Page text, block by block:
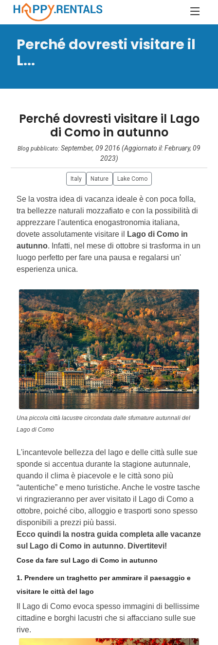
Perché dovresti visitare il
L...
Perché dovresti visitare il Lago
di Como in autunno
Blog pubblicato: September, 09 2016 (Aggiornato il: February, 09
2023)
Italy Nature Lake Como
Se la vostra idea di vacanza ideale è con poca folla,
tra bellezze naturali mozzafiato e con la possibilità di
apprezzare l'autentica enogastronomia italiana,
dovete assolutamente visitare il
Lago di Como in
autunno. Infatti, nel mese di ottobre si trasforma in un
luogo perfetto per fare una pausa e regalarsi un'
esperienza unica.
Una piccola città lacustre circondata dalle sfumature autunnali del
Lago di Como
L'incantevole bellezza del lago e delle città sulle sue
sponde si accentua durante la stagione autunnale,
quando il clima è piacevole e le città sono più
“autentiche” e meno turistiche. Anche le vostre tasche
vi ringrazieranno per aver visitato il Lago di Como a
ottobre, poiché cibo, alloggio e trasporti sono spesso
disponibili a prezzi più bassi.
Ecco quindi la nostra guida completa alle vacanze
sul Lago di Como in autunno. Divertitevi!
Cose da fare sul Lago di Como in autunno
1. Prendere un traghetto per ammirare il paesaggio e
visitare le città del lago
Il Lago di Como evoca spesso immagini di bellissime
cittadine e borghi lacustri che si affacciano sulle sue
rive.